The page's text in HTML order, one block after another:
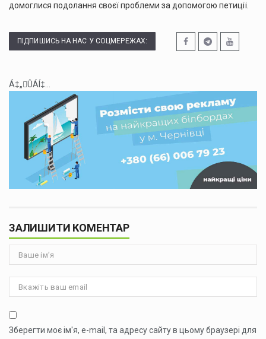
домоглися подолання своєї проблеми за допомогою петиції.
ПІДПИШИСЬ НА НАС У СОЦМЕРЕЖАХ:
Á‡„ÛÁÍ‡...
ЗАЛИШИТИ КОМЕНТАР
Зберегти моє ім'я, e-mail, та адресу сайту в цьому браузері для